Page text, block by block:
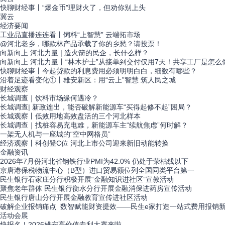
快聊财经事丨“爆金币”理财火了，但劝你别上头
冀云
经济要闻
工业品直播连连看丨饲料“上智慧” 云端拓市场
@河北老乡，哪款林产品承载了你的乡愁？请投票！
向新向上 河北力量 | 造火箭的民企，长什么样？
向新向上 河北力量丨“林木护士”从接单到交付仅用7天！共享工厂是怎么
快聊财经事丨今起贷款的利息费用必须明明白白，细数有哪些？
沿着足迹看变化①丨雄安新区：用“云上”智慧 筑人民之城
财经观察
长城调查｜饮料市场缘何遇冷？
长城调查| 新政连出，能否破解新能源车“买得起修不起”困局？
长城观察丨低效用地高效盘活的三个河北样本
长城调查｜找桩容易充电难，新能源车主“续航焦虑”何时解？
一架无人机与一座城的“空中网格员”
经济观察丨科创登C位 河北上市公司迎来新旧动能转换
金融资讯
2026年7月份河北省钢铁行业PMI为42.0% 仍处于荣枯线以下
京唐港保税物流中心（B型）进口贸易额位列全国同类平台第一
民生银行石家庄分行积极开展“金融知识进社区”宣教活动
聚焦老年群体 民生银行衡水分行开展金融消保进药房宣传活动
民生银行唐山分行开展金融教育宣传进社区活动
破解企业报销痛点 数智赋能财资提效——民生e家打造一站式费用报销
活动会展